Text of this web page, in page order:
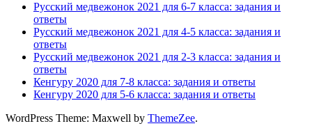
Русский медвежонок 2021 для 6-7 класса: задания и
ответы
Русский медвежонок 2021 для 4-5 класса: задания и
ответы
Русский медвежонок 2021 для 2-3 класса: задания и
ответы
Кенгуру 2020 для 7-8 класса: задания и ответы
Кенгуру 2020 для 5-6 класса: задания и ответы
WordPress Theme: Maxwell by ThemeZee.